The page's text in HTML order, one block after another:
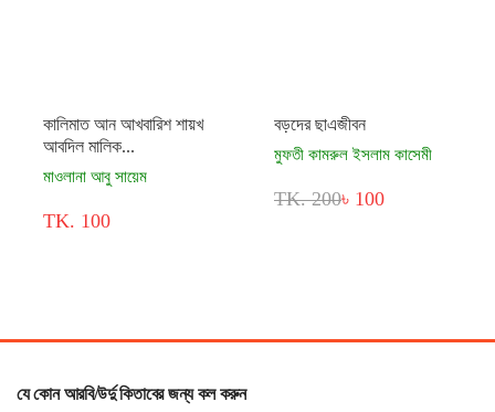
কালিমাত আন আখবারিশ শায়খ
আবদিল মালিক...
মাওলানা আবু সায়েম
TK. 100
বড়দের ছাএজীবন
মুফতী কামরুল ইসলাম কাসেমী
TK. 200৳ 100
যে কোন আরবি/উর্দু কিতাবের জন্য কল করুন